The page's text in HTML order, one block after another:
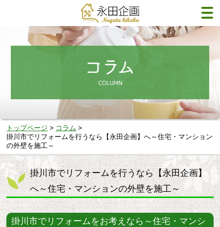
トップページ
コラム
掛川市でリフォームを行うなら【永田企画】へ～住宅・マンション
の外壁を施工～
掛川市でリフォームを行うなら【永田企画】
へ～住宅・マンションの外壁を施工～
掛川市でリフォームをお考えなら～住宅・マンシ